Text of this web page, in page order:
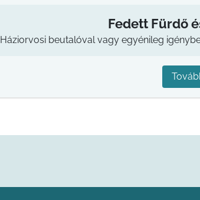
Fedett Fürdő
Háziorvosi beutalóval vagy egyénileg